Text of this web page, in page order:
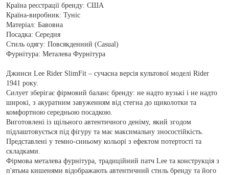
Країна реєстрації бренду:США
Країна-виробник:Туніс
Матеріал:Бавовна
Посадка:Середня
Стиль одягу:Повсякденний (Casual)
Фурнітура:Металева Фурнітура
Джинси Lee Rider SlimFit – сучасна версія культової моделі Rider
1941 року.
Силует зберігає фірмовий баланс бренду: не надто вузькі і не надто
широкі, з акуратним завуженням від стегна до щиколотки та
комфортною середньою посадкою.
Виготовлені із щільного автентичного деніму, який згодом
підлаштовується під фігуру та має максимальну зносостійкість.
Представлені у темно-синьому кольорі з ефектом потертості та
складками.
Фірмова металева фурнітура, традиційний патч Lee та конструкція з
п'ятьма кишенями відображають автентичний стиль бренду та його